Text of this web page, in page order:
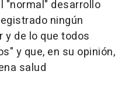
"normal" desarrollo
ningún
y de lo que todos
y que, en su opinión,
salud